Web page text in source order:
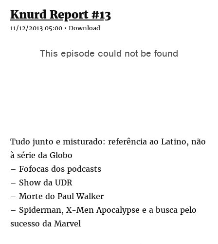
Knurd Report #13
11/12/2013 05:00 • Download
Tudo junto e misturado: referência ao Latino, não
à série da Globo
– Fofocas dos podcasts
– Show da UDR
– Morte do Paul Walker
– Spiderman, X-Men Apocalypse e a busca pelo
sucesso da Marvel